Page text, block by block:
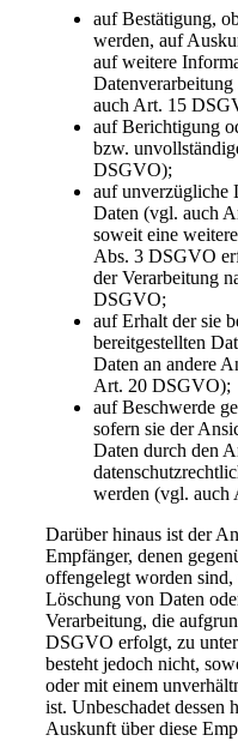
auf Bestätigung,
werden, auf
auf weitere
auch Art. 15
auf Berichtigung
bzw.
DSGVO);
auf unverzügliche
Daten (vgl. auch
soweit eine
Abs. 3 DSGVO
der Verarbeitung
DSGVO;
auf Erhalt der sie
bereitgestellten
Daten an andere
Art. 20 DSGVO);
auf Beschwerde
sofern sie der
Daten durch den
werden (vgl.
Darüber hinaus ist der
Empfänger, denen
offengelegt worden
Löschung von Daten
Verarbeitung, die
DSGVO erfolgt, zu
besteht jedoch nicht,
oder mit einem
ist. Unbeschadet dessen
Auskunft über diese